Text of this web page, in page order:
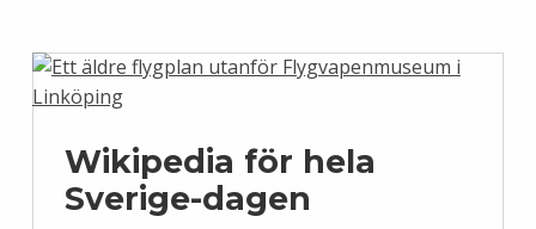
Wikipedia för hela
Sverige-dagen